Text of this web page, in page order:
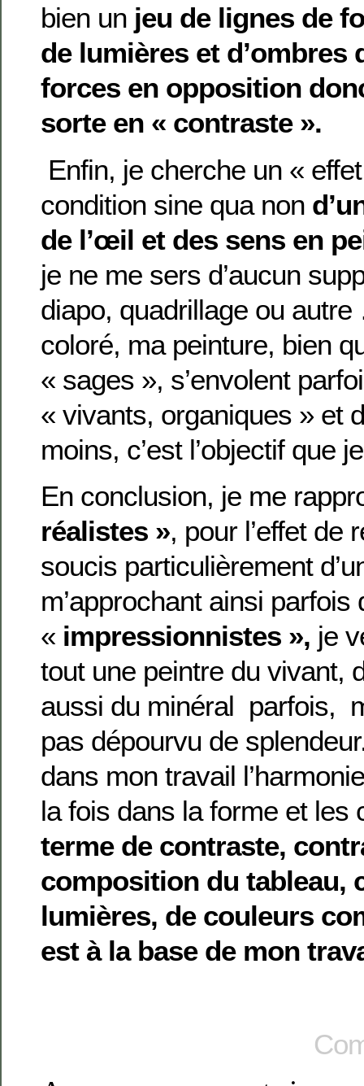
bien un jeu de lignes de
de lumières et d’ombres
forces en opposition
sorte en « contraste ».
Enfin, je cherche un «
condition sine qua non
de l’œil et des sens en
je ne me sers d’aucun
diapo, quadrillage ou
coloré, ma peinture, bien
« sages », s’envolent
« vivants, organiques » et
moins, c’est l’objectif que
En conclusion, je me
réalistes », pour l’effet de
soucis particulièrement
m’approchant ainsi
« impressionnistes », je
tout une peintre du vivant,
aussi du minéral parfois,
pas dépourvu de
dans mon travail
la fois dans la forme et les
terme de contraste,
composition du tableau,
lumières, de couleurs
est à la base de mon